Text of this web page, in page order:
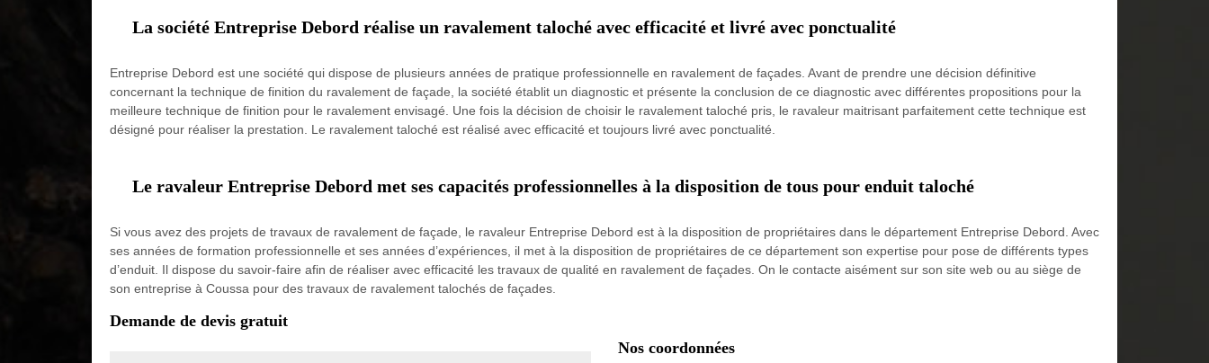
La société Entreprise Debord réalise un ravalement taloché avec efficacité et livré avec ponctualité
Entreprise Debord est une société qui dispose de plusieurs années de pratique professionnelle en ravalement de façades. Avant de prendre une décision définitive
concernant la technique de finition du ravalement de façade, la société établit un diagnostic et présente la conclusion de ce diagnostic avec différentes propositions pour la
meilleure technique de finition pour le ravalement envisagé. Une fois la décision de choisir le ravalement taloché pris, le ravaleur maitrisant parfaitement cette technique est
désigné pour réaliser la prestation. Le ravalement taloché est réalisé avec efficacité et toujours livré avec ponctualité.
Le ravaleur Entreprise Debord met ses capacités professionnelles à la disposition de tous pour enduit taloché
Si vous avez des projets de travaux de ravalement de façade, le ravaleur Entreprise Debord est à la disposition de propriétaires dans le département Entreprise Debord. Avec
ses années de formation professionnelle et ses années d’expériences, il met à la disposition de propriétaires de ce département son expertise pour pose de différents types
d’enduit. Il dispose du savoir-faire afin de réaliser avec efficacité les travaux de qualité en ravalement de façades. On le contacte aisément sur son site web ou au siège de
son entreprise à Coussa pour des travaux de ravalement talochés de façades.
Demande de devis gratuit
Nos coordonnées